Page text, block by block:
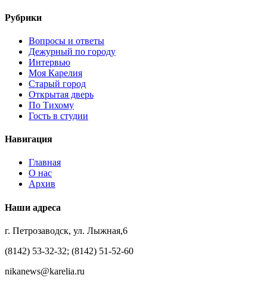
Рубрики
Вопросы и ответы
Дежурный по городу
Интервью
Моя Карелия
Старый город
Открытая дверь
По Тихому
Гость в студии
Навигация
Главная
О нас
Архив
Наши адреса
г. Петрозаводск, ул. Лыжная,6
(8142) 53-32-32; (8142) 51-52-60
nikanews@karelia.ru